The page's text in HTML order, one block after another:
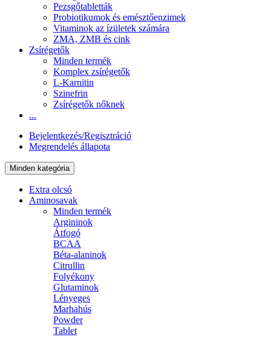
Pezsgőtabletták
Probiotikumok és emésztőenzimek
Vitaminok az ízületek számára
ZMA, ZMB és cink
Zsírégetők
Minden termék
Komplex zsírégetők
L-Karnitin
Szinefrin
Zsírégetők nőknek
...
Bejelentkezés/Regisztráció
Megrendelés állapota
Minden kategória
Extra olcsó
Aminosavak
Minden termék
Argininok
Átfogó
BCAA
Béta-alaninok
Citrullin
Folyékony
Glutaminok
Lényeges
Marhahús
Powder
Tablet